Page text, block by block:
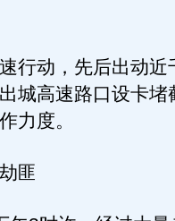
动，先后出动近
城高速路口设卡堵
力度。
匪